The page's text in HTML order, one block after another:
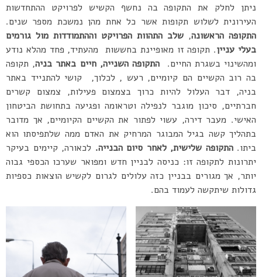
ניתן לחלק את התקופה בה נחשף הקשיש לפרויקט ההתחדשות
העירונית לשלוש תקופות אשר כל אחת מהן נמשכת מספר שנים.
התקופה הראשונה, שלב התהוות הפרויקט וההתמודדות מול גורמים
בעלי עניין. תקופה זו מאופיינת בחששות מהעתיד, פחד מהלא נודע
ומהשינוי בשגרת החיים. התקופה השנייה, חיים באתר בניה, תקופה
בה רוב הקשיים הם קיומיים, רעש , לכלוך, קושי להתנייד באתר
בניה, דבר העלול להיות כרוך בצמצום פעילות, צמצום קשרים
חברתיים, סיכון מוגבר לנפילה וטראומה ופגיעה בתחושת הביטחון
האישי. מעבר דירה, עשוי לפתור את הקשיים הקיומיים, אך מדובר
בתהליך קשה בגיל המבוגר המרחיק את האדם ממה שלתפיסתו הוא
ביתו.התקופה שלישית, לאחר סיום הבנייה. לכאורה, קיימים בעיקר
יתרונות לתקופה זו: כניסה לבניין חדש ומפואר שערכו הכספי גבוה
יותר, אך מגורים בבניין כזה עלולים לגרום לקשיש הוצאות כספיות
גדולות שיתקשה לעמוד בהם.